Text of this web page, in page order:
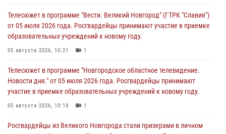
Телесюжет в программе "Вести. Великий Новгород" (ГТРК "Славия")
от 05 июля 2026 года. Росгвардейцы принимают участие в приемке
образовательных учреждений к новому году.
05 августа 2026, 10:21 1
Телесюжет в программе "Новгородское областное телевидение.
Новости дня." от 05 июля 2026 года. Росгвардейцы принимают
участие в приемке образовательных учреждений к новому году.
05 августа 2026, 10:19 1
Росгвардейцы из Великого Новгорода стали призерами в личном